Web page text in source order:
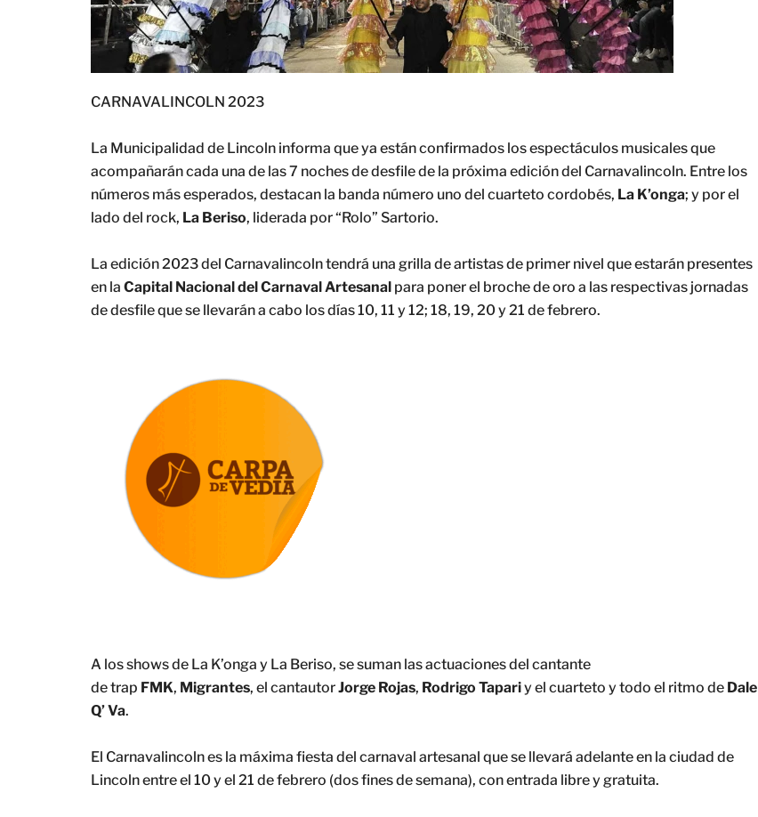
CARNAVALINCOLN 2023
La Municipalidad de Lincoln informa que ya están confirmados los espectáculos musicales que
acompañarán cada una de las 7 noches de desfile de la próxima edición del Carnavalincoln. Entre los
números más esperados, destacan la banda número uno del cuarteto cordobés, La K’onga; y por el
lado del rock, La Beriso, liderada por “Rolo” Sartorio.
La edición 2023 del Carnavalincoln tendrá una grilla de artistas de primer nivel que estarán presentes
en la Capital Nacional del Carnaval Artesanal para poner el broche de oro a las respectivas jornadas
de desfile que se llevarán a cabo los días 10, 11 y 12; 18, 19, 20 y 21 de febrero.
A los shows de La K’onga y La Beriso, se suman las actuaciones del cantante
de trap FMK, Migrantes, el cantautorJorge Rojas, Rodrigo Tapariy el cuarteto y todo el ritmo de Dale
Q’ Va.
El Carnavalincoln es la máxima fiesta del carnaval artesanal que se llevará adelante en la ciudad de
Lincoln entre el 10 y el 21 de febrero (dos fines de semana), con entrada libre y gratuita.